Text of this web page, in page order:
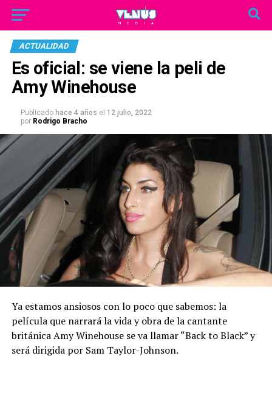
ACTUALIDAD
Es oficial: se viene la peli de
Amy Winehouse
Publicado hace 4 años el 12 julio, 2022
por Rodrigo Bracho
Ya estamos ansiosos con lo poco que sabemos: la
película que narrará la vida y obra de la cantante
británica Amy Winehouse se va llamar “Back to Black” y
será dirigida por Sam Taylor-Johnson.